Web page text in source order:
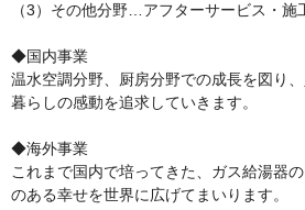
（3）その他分野…アフターサービス・施
◆国内事業
温水空調分野、厨房分野での成長を図り
暮らしの感動を追求していきます。
◆海外事業
これまで国内で培ってきた、ガス給湯器
のある幸せを世界に広げてまいります。